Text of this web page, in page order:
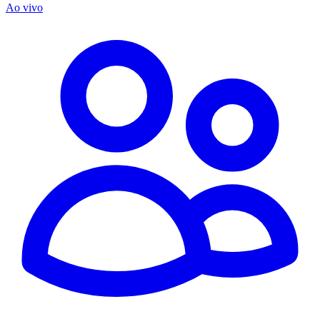
Ao vivo